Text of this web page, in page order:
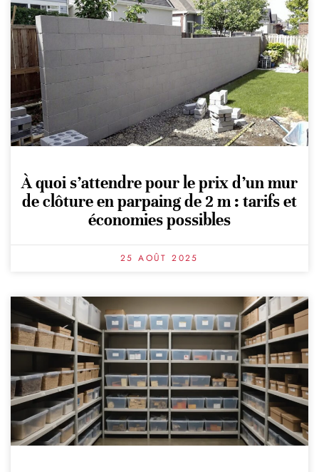
À quoi s’attendre pour le prix d’un mur
de clôture en parpaing de 2 m : tarifs et
économies possibles
25 AOÛT 2025